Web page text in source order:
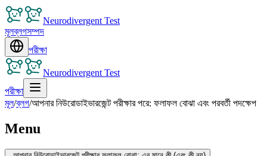
Neurodivergent Test
মূলব্লগসম্পদ
পরীক্ষা
Neurodivergent Test
পরীক্ষা
মূল/ব্লগ/আপনার নিউরোডাইভারজেন্ট পরীক্ষার পরে: ফলাফল বোঝা এবং পরবর্তী পদক্ষেপ
Menu